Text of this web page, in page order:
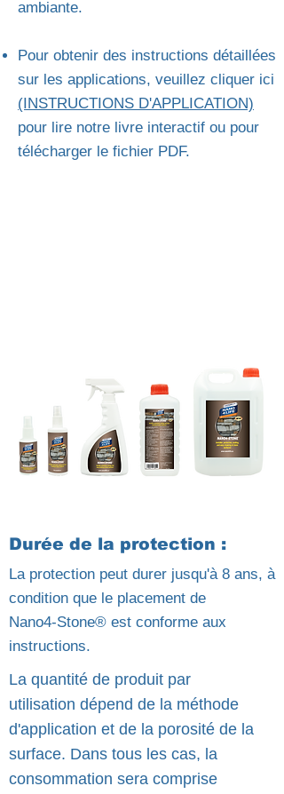
ambiante.
Pour obtenir des instructions détaillées
sur les applications, veuillez cliquer ici
(INSTRUCTIONS D'APPLICATION)
pour lire notre livre interactif ou pour
télécharger le fichier PDF.
Durée de la protection :
La protection peut durer jusqu'à 8 ans, à
condition que le placement de
Nano4-Stone® est conforme aux
instructions.
La quantité de produit par
utilisation dépend de la méthode
d'application et de la porosité de la
surface. Dans tous les cas, la
consommation sera comprise